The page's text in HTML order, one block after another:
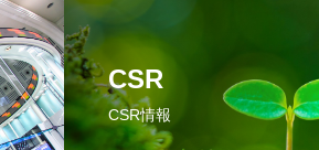
CSR
CSR情報